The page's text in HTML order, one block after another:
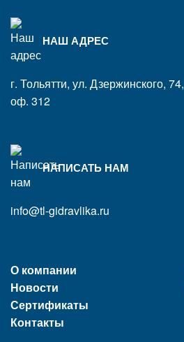
НАШ АДРЕС
г. Тольятти, ул. Дзержинского, 74,
оф. 312
НАПИСАТЬ НАМ
info@tl-gidravlika.ru
О компании
Новости
Сертификаты
Контакты